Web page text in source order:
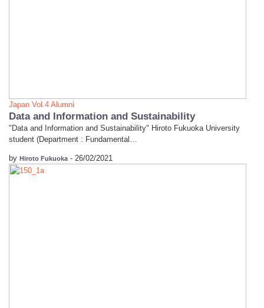
Japan Vol.4 Alumni
Data and Information and Sustainability
"Data and Information and Sustainability" Hiroto Fukuoka University
student (Department : Fundamental…
by Hiroto Fukuoka- 26/02/2021